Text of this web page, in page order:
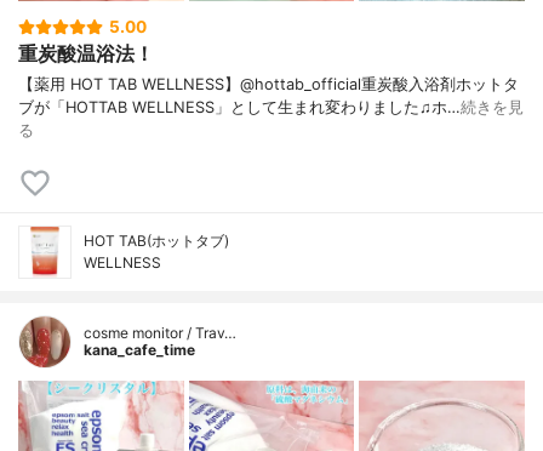
5.00
重炭酸温浴法！
【薬用 HOT TAB WELLNESS】@hottab_official重炭酸入浴剤ホットタ
ブが「HOTTAB WELLNESS」として生まれ変わりました♫ホ…続きを見
る
HOT TAB(ホットタブ)
WELLNESS
cosme monitor / Trav…
kana_cafe_time